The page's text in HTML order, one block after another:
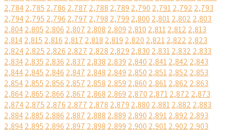
2,7842,785 2,786 2,787 2,788 2,789 2,790 2,7912,792 2,793
2,7942,795 2,796 2,797 2,798 2,799 2,800 2,8012,802 2,803
2,8042,805 2,806 2,807 2,808 2,809 2,810 2,8112,812 2,813
2,8142,815 2,816 2,817 2,818 2,819 2,820 2,8212,822 2,823
2,8242,825 2,826 2,827 2,828 2,829 2,830 2,8312,832 2,833
2,8342,835 2,836 2,837 2,838 2,839 2,840 2,8412,842 2,843
2,8442,845 2,846 2,847 2,848 2,849 2,850 2,8512,852 2,853
2,8542,855 2,856 2,857 2,858 2,859 2,860 2,8612,862 2,863
2,8642,865 2,866 2,867 2,868 2,869 2,870 2,8712,872 2,873
2,8742,875 2,876 2,877 2,878 2,879 2,880 2,8812,882 2,883
2,8842,885 2,886 2,887 2,888 2,889 2,890 2,8912,892 2,893
2,8942,895 2,896 2,897 2,898 2,899 2,900 2,9012,902 2,903